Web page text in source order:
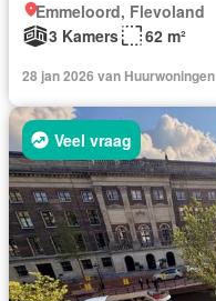
Emmeloord, Flevoland
3 Kamers
62 m²
28 jan 2026 van Huurwoningen
Veel vraag